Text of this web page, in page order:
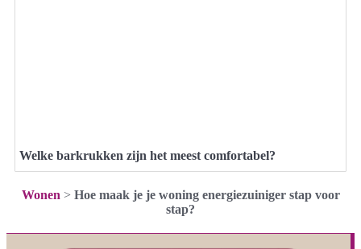
Welke barkrukken zijn het meest comfortabel?
Wonen > Hoe maak je je woning energiezuiniger stap voor
stap?